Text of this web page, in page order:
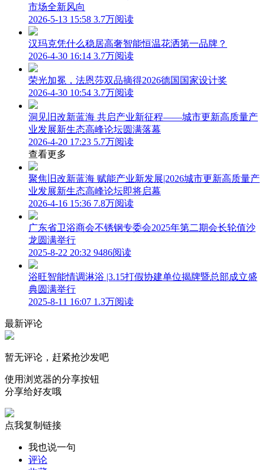
市场全新风向
2026-5-13 15:58 3.7万阅读
汉玛克凭什么稳居高奢智能恒温花洒第一品牌？
2026-4-30 16:14 3.7万阅读
荣光加冕，法恩莎双品摘得2026德国国家设计奖
2026-4-30 10:54 3.7万阅读
洞见旧改新蓝海 共启产业新征程——城市更新高质量产
业发展新生态高峰论坛圆满落幕
2026-4-20 17:23 5.7万阅读
查看更多
聚焦旧改新蓝海 赋能产业新发展|2026城市更新高质量产
业发展新生态高峰论坛即将启幕
2026-4-16 15:36 7.8万阅读
广东省卫浴商会不锈钢专委会2025年第二期会长轮值沙
龙圆满举行
2025-8-22 20:32 9486阅读
浴旺智能情调淋浴 |3.15打假协建单位揭牌暨总部成立盛
典圆满举行
2025-8-11 16:07 1.3万阅读
最新评论
暂无评论，赶紧抢沙发吧
使用浏览器的分享按钮
分享给好友哦
点我复制链接
我也说一句
评论